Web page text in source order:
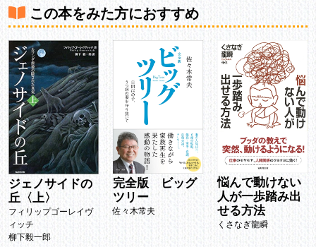
この本をみた方におすすめ
ジェノサイドの
丘〈上〉
フィリップゴーレイヴ
ィッチ
柳下毅一郎
完全版 ビッグ
ツリー
佐々木常夫
悩んで動けない
人が一歩踏み出
せる方法
くさなぎ龍瞬